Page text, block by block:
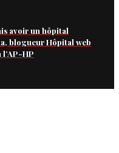
avoir un hôpital
blogueur Hôpital web
HP